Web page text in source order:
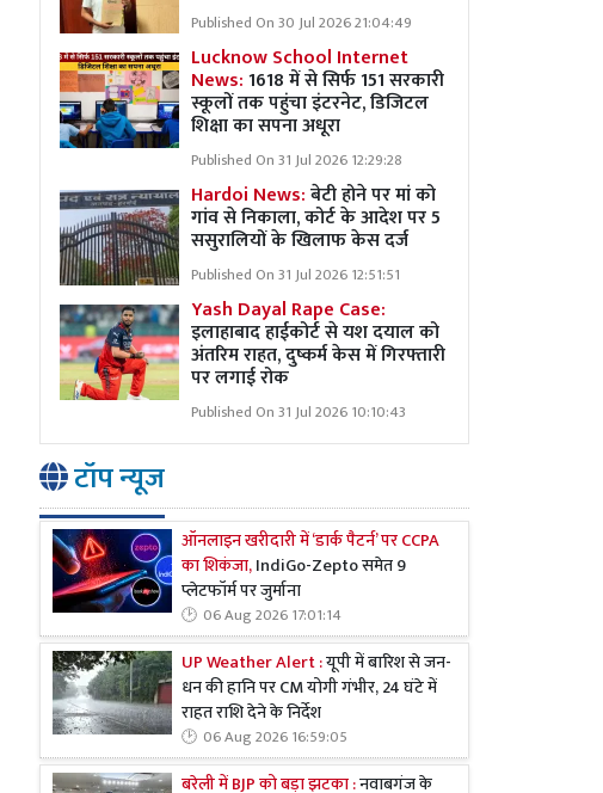
Published On 30 Jul 2026 21:04:49
Lucknow School Internet
News:1618 में से सिर्फ 151 सरकारी
स्कूलों तक पहुंचा इंटरनेट, डिजिटल
शिक्षा का सपना अधूरा
Published On 31 Jul 2026 12:29:28
Hardoi News:बेटी होने पर मां को
गांव से निकाला, कोर्ट के आदेश पर 5
ससुरालियों के खिलाफ केस दर्ज
Published On 31 Jul 2026 12:51:51
Yash Dayal Rape Case:
इलाहाबाद हाईकोर्ट से यश दयाल को
अंतरिम राहत, दुष्कर्म केस में गिरफ्तारी
पर लगाई रोक
Published On 31 Jul 2026 10:10:43
टॉप न्यूज
ऑनलाइन खरीदारी में ‘डार्क पैटर्न’ पर CCPA
का शिकंजा,IndiGo-Zepto समेत 9
प्लेटफॉर्म पर जुर्माना
06 Aug 2026 17:01:14
UP Weather Alert :यूपी में बारिश से जन-
धन की हानि पर CM योगी गंभीर, 24 घंटे में
राहत राशि देने के निर्देश
06 Aug 2026 16:59:05
बरेली में BJP को बड़ा झटका :नवाबगंज के